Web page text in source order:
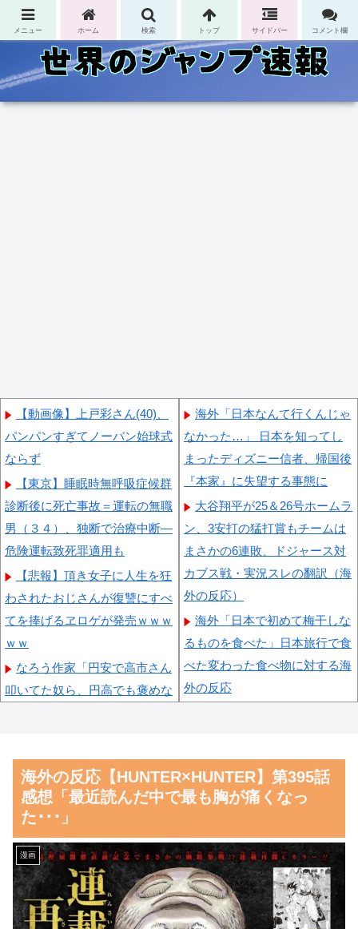
コンテンツへスキップ
【動画像】上戸彩さん(40)、
パンパンすぎてノーバン始球式
ならず
【東京】睡眠時無呼吸症候群
診断後に死亡事故＝運転の無職
男（３４）、独断で治療中断―
危険運転致死罪適用も
【悲報】頂き女子に人生を狂
わされたおじさんが復讐にすべ
てを捧げるヱロゲが発売ｗｗｗ
ｗｗ
なろう作家「円安で高市さん
叩いてた奴ら、円高でも褒めな
海外「世界で日本を死守する
ぞ！」 日本の消防署を訪れた
ちびっ子集団が世界をメロメロ
【朗報】齋藤飛鳥、前屈みで
完全に見えてる動画が拡散され
てしまう…
磁気嵐、地球由来のイオンが
海外「日本なんて行くんじゃ
なかった…」 日本を知ってし
まったディズニー信者、帰国後
『本家』に失望する事態に
大谷翔平が25＆26号ホームラ
ン、3安打の猛打賞もチームは
まさかの6連敗、ドジャース対
カブス戦・実況スレの翻訳（海
外の反応）
海外「日本で初めて梅干しな
るものを食べた」日本旅行で食
べた変わった食べ物に対する海
外の反応
カレーターの立つ位置」
海外「ディズニーがゴミのよ
うだ！」日本がアニメ化した米
中
【激震】韓国人「韓国サッカ
ー協会、W杯・五輪で複数回の
性接待を行い審判を買収してい
海外の反応【HUNTER×HUNTER】第395話
感想「最近読んだ中で最も胸が痛くなっ
た･･･」
漫画
メニュー ホーム 検索 トップ サイドバー コメント欄